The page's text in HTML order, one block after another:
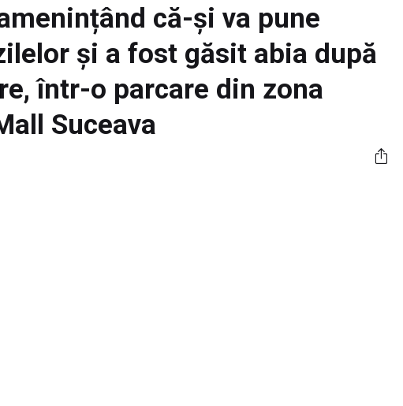
că-și va pune
și a fost găsit abia după
într-o parcare din zona
Suceava